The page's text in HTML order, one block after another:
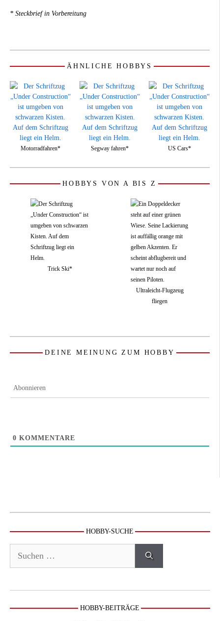
* Steckbrief in Vorbereitung
ÄHNLICHE HOBBYS
Motorradfahren* Segway fahren* US Cars*
HOBBYS VON A BIS Z
Trick Ski*
Ultraleicht-Flugzeug
fliegen
DEINE MEINUNG ZUM HOBBY
Abonnieren
0 KOMMENTARE
HOBBY-SUCHE
nach:
HOBBY-BEITRÄGE